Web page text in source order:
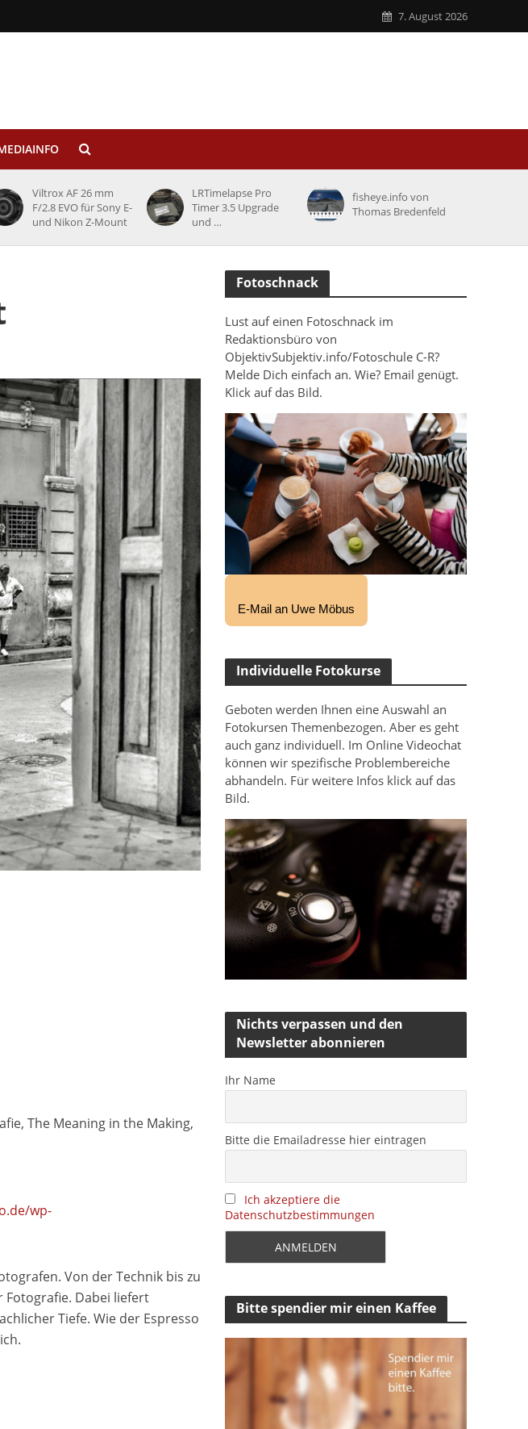
7. August 2026
Viltrox AF 26 mm
F/2.8 EVO für Sony E-
und Nikon Z-Mount
LRTimelapse Pro
Timer 3.5 Upgrade
und …
fisheye.info von
Thomas Bredenfeld
The Meaning in the Making,
wp-
Von der Technik bis zu
Fotografie. Dabei liefert
Tiefe. Wie der Espresso
Fotoschnack
Lust auf einen Fotoschnack im
Redaktionsbüro von
ObjektivSubjektiv.info/Fotoschule C-R?
Melde Dich einfach an. Wie? Email genügt.
Klick auf das Bild.
E-Mail an Uwe Möbus
Individuelle Fotokurse
Geboten werden Ihnen eine Auswahl an
Fotokursen Themenbezogen. Aber es geht
auch ganz individuell. Im Online Videochat
können wir spezifische Problembereiche
abhandeln. Für weitere Infos klick auf das
Bild.
Nichts verpassen und den
Newsletter abonnieren
Ihr Name
Bitte die Emailadresse hier eintragen
Ich akzeptiere die
Datenschutzbestimmungen
Bitte spendier mir einen Kaffee